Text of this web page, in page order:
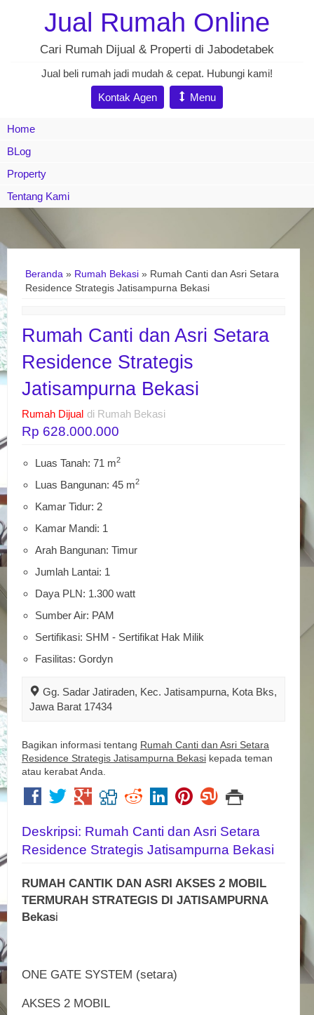
Jual Rumah Online
Cari Rumah Dijual & Properti di Jabodetabek
Jual beli rumah jadi mudah & cepat. Hubungi kami!
Kontak Agen
Menu
Home
BLog
Property
Tentang Kami
Beranda » Rumah Bekasi » Rumah Canti dan Asri Setara
Residence Strategis Jatisampurna Bekasi
Rumah Canti dan Asri Setara
Residence Strategis
Jatisampurna Bekasi
Rumah Dijual di Rumah Bekasi
Rp 628.000.000
Luas Tanah: 71 m2
Luas Bangunan: 45 m2
Kamar Tidur: 2
Kamar Mandi: 1
Arah Bangunan: Timur
Jumlah Lantai: 1
Daya PLN: 1.300 watt
Sumber Air: PAM
Sertifikasi: SHM - Sertifikat Hak Milik
Fasilitas: Gordyn
Gg. Sadar Jatiraden, Kec. Jatisampurna, Kota Bks,
Jawa Barat 17434
Bagikan informasi tentang Rumah Canti dan Asri Setara
Residence Strategis Jatisampurna Bekasi kepada teman
atau kerabat Anda.
Deskripsi: Rumah Canti dan Asri Setara
Residence Strategis Jatisampurna Bekasi
RUMAH CANTIK DAN ASRI AKSES 2 MOBIL
TERMURAH STRATEGIS DI JATISAMPURNA
Bekasi
ONE GATE SYSTEM (setara)
AKSES 2 MOBIL